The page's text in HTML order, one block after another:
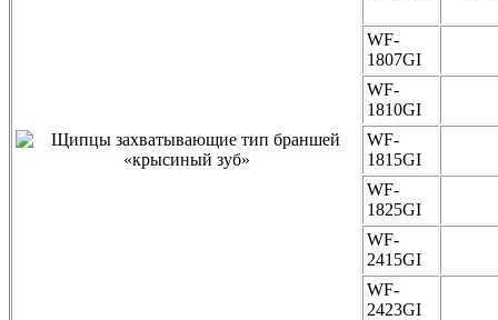
WF-
1807GI
WF-
1810GI
WF-
1815GI
WF-
1825GI
WF-
2415GI
WF-
2423GI